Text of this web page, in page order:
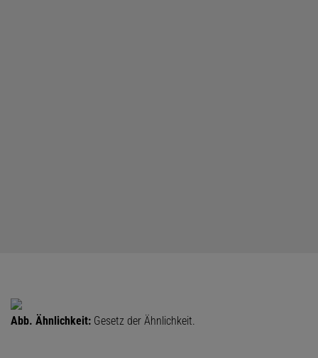
Abb. Ähnlichkeit: Gesetz der Ähnlichkeit.